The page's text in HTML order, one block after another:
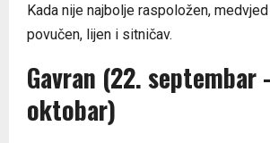
Kada nije najbolje raspoložen,
povučen, lijen i sitničav.
Gavran (22. septembar
oktobar)